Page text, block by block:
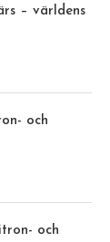
– världens
och
och